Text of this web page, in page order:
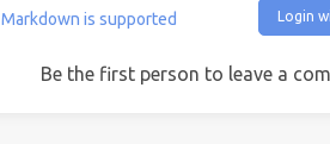
Markdown is supported Login
Be the first person to leave a